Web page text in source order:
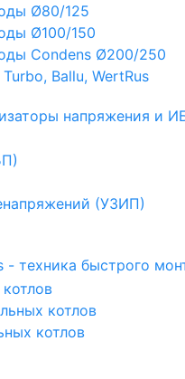
Ø80/125
Ø100/150
Condens Ø200/250
Ballu, WertRus
напряжения и
(УЗИП)
- техника быстрого
котлов
котлов